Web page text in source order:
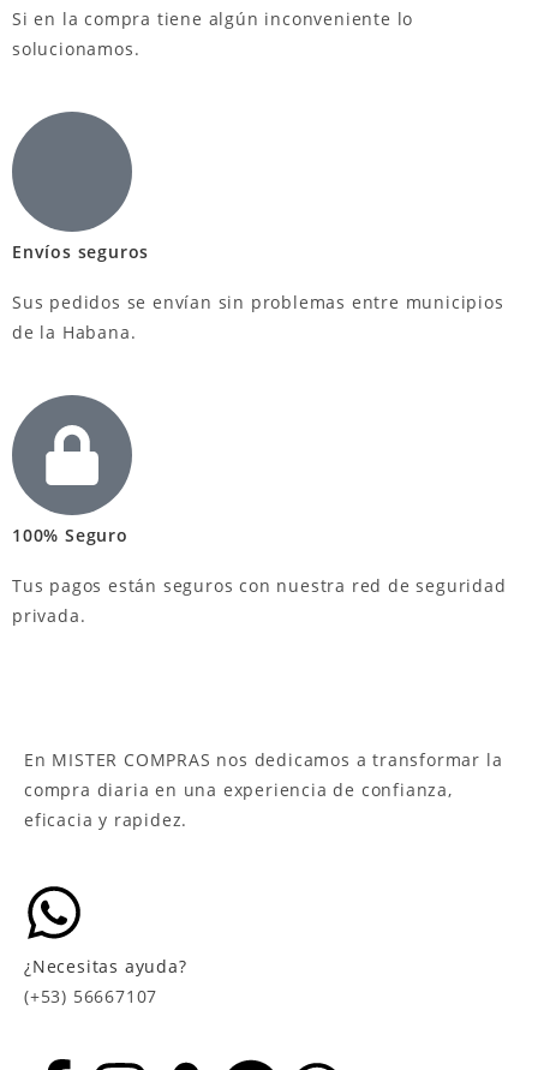
Si en la compra tiene algún inconveniente lo
solucionamos.
Envíos seguros
Sus pedidos se envían sin problemas entre municipios
de la Habana.
100% Seguro
Tus pagos están seguros con nuestra red de seguridad
privada.
En MISTER COMPRAS nos dedicamos a transformar la
compra diaria en una experiencia de confianza,
eficacia y rapidez.
¿Necesitas ayuda?
(+53) 56667107